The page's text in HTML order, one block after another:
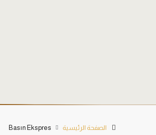
الصفحة الرئيسية Basın Ekspres